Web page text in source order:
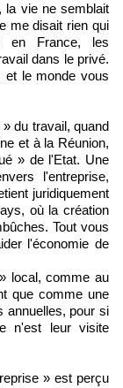
la vie ne semblait
me disait rien qui
en France, les
dans le privé.
et le monde vous
du travail, quand
et à la Réunion,
» de l'Etat. Une
l'entreprise,
juridiquement
où la création
Tout vous
l'économie de
local, comme au
que comme une
annuelles, pour si
n'est leur visite
» est perçu